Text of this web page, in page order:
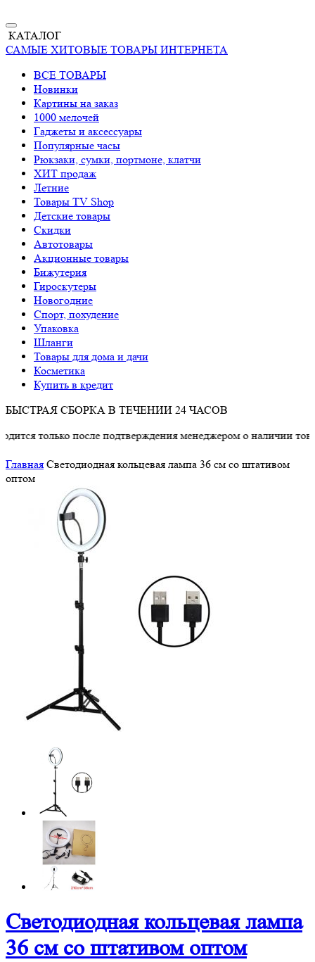
КАТАЛОГ
САМЫЕ ХИТОВЫЕ ТОВАРЫ ИНТЕРНЕТА
ВСЕ ТОВАРЫ
Новинки
Картины на заказ
1000 мелочей
Гаджеты и аксессуары
Популярные часы
Рюкзаки, сумки, портмоне, клатчи
ХИТ продаж
Летние
Товары TV Shop
Детские товары
Cкидки
Автотовары
Акционные товары
Бижутерия
Гироскутеры
Новогодние
Спорт, похудение
Упаковка
Шланги
Товары для дома и дачи
Косметика
Купить в кредит
БЫСТРАЯ СБОРКА В ТЕЧЕНИИ 24 ЧАСОВ
после подтверждения менеджером о наличии товара.
Главная Светодиодная кольцевая лампа 36 см со штативом
оптом
Светодиодная кольцевая лампа
36 см со штативом оптом